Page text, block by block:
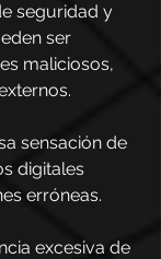
seguridad y
ser
maliciosos,
sensación de
digitales
erróneas.
excesiva de